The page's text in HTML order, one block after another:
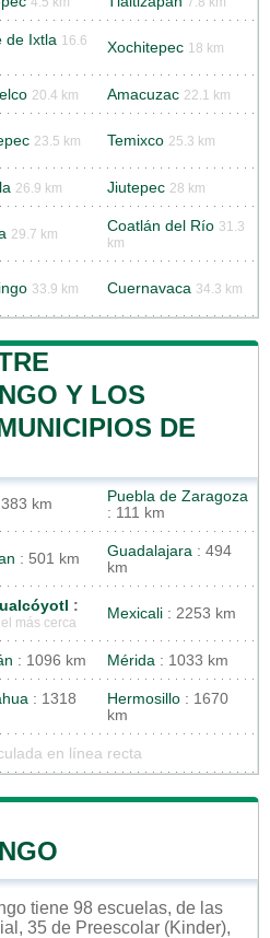
de Ixtla 16.6
Xochitepec 18 km
20.4 km Amacuzac 22.1 km
23.5 km Temixco 25.3 km
26.9 km Jiutepec 28 km
29.7 km Coatlán del Río 31.3
km
33.9 km Cuernavaca 34.3 km
Y LOS
DE
km
Puebla de Zaragoza
: 111 km
: 501 km Guadalajara : 494
km
:
el más cerca
Mexicali : 2253 km
: 1096 km Mérida : 1033 km
: 1318
Hermosillo : 1670
km
en línea recta
tiene 98 escuelas, de las
35 de Preescolar (Kinder),